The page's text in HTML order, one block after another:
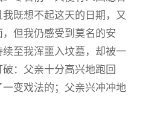
既想不起这天的日期，又
但我仍感受到莫名的安
至我浑噩入坟墓，却被一
：父亲十分高兴地跑回
变戏法的；父亲兴冲冲地